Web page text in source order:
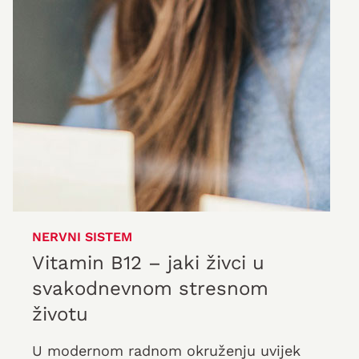
NERVNI SISTEM
Vitamin B12 – jaki živci u
svakodnevnom stresnom
životu
U modernom radnom okruženju uvijek